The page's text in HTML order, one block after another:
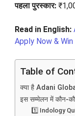
पहला पुरस्कार:
Read in English:
Apply Now & Win
Table of
क्या है Adani
इस सम्मेलन में कौन-कौन
1️⃣ Indology